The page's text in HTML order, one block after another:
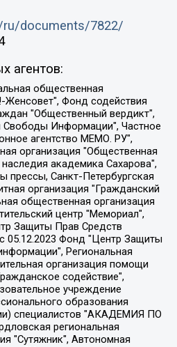
documents/7822/
агентов:
Вячеславович, Клепиковская Екатерина Дмитриевна, Общество с ограниченной ответственностью "МЕМО", Перл Роман Александрович, Симонов Евгений Алексеевич, Соловьева Елена Анатольевна, Сотников Даниил Владимирович, Сурначева Елизавета Дмитриевна, Автономная некоммерческая организация по защите прав человека и информированию населения "Якутия – Наше Мнение", Общество с ограниченной ответственностью "Москоу диджитал медиа", с 26.01.2023 Общество с ограниченной ответственностью "Чайка Белые сады", Ветошкина Валерия Валерьевна, Заговора Максим Александрович, Межрегиональное общественное движение "Российская ЛГБТ - сеть", Оленичев Максим Владимирович, Павлов Иван Юрьевич, Скворцова Елена Сергеевна, Общество с ограниченной ответственностью "Как бы инагент", Кочетков Игорь Викторович, Общество с ограниченной ответственностью "Честные выборы", Еланчик Олег Александрович, Общество с ограниченной ответственностью "Нобелевский призыв", Гималова Регина Эмилевна, Григорьев Андрей Валерьевич, Григорьева Алина Александровна, Ассоциация по содействию защите прав призывников, альтернативнослужащих и военнослужащих "Правозащитная группа "Гражданин.Армия.Право", Хисамова Регина Фаритовна, Автономная некоммерческая организация по реализации социально-правовых программ "Лилит", Дальневосточное общественное движение "Маяк", Санкт-Петербургская ЛГБТ-инициативная группа "Выход", Инициативная группа ЛГБТ+ "Реверс", Алексеев Андрей Викторович, Бекбулатова Таисия Львовна, Беляев Иван Михайлович, Владыкина Елена Сергеевна, Гельман Марат Александрович, Никульшина Вероника Юрьевна, Толоконникова Надежда Андреевна, Шендерович Виктор Анатольевич, Общество с ограниченной ответственностью "Данное сообщение", Общество с ограниченной ответственностью Издательский дом "Новая глава", Айнбиндер Александра Александровна, Московский комьюнити-центр для ЛГБТ+инициатив, Благотворительный фонд развития филантропии, Deutsche Welle (Германия, Kurt-Schumacher-Strasse 3, 53113 Bonn), Борзунова Мария Михайловна, Воробьев Виктор Викторович, Голубева Анна Львовна, Константинова Алла Михайловна, Малкова Ирина Владимировна, Мурадов Мурад Абдулгалимович, Осетинская Елизавета Николаевна, Понасенков Евгений Николаевич, Ганапольский Матвей Юрьевич, Киселев Евгений Алексеевич, Борухович Ирина Григорьевна, Дремин Иван Тимофеевич, Дубровский Дмитрий Викторович, Красноярская региональная общественная организация поддержки и развития альтернативных образовательных технологий и межкультурных коммуникаций "ИНТЕРРА", Маяковская Екатерина Алексеевна, Фейгин Марк Захарович, Филимонов Андрей Викторович, Дзугкоева Регина Николаевна, Доброхотов Роман Александрович, Дудь Юрий Александрович, Елкин Сергей Владимирович, Кругликов Кирилл Игоревич, Сабунаева Мария Леонидовна, Семенов Алексей Владимирович, Шаинян Карен Багратович, Шульман Екатерина Михайловна, Асафьев Артур Валерьевич, Вахштайн Виктор Семенович, Венедиктов Алексей Алексеевич, Лушникова Екатерина Евгеньевна, Волков Леонид Михайлович, Невзоров Александр Глебович, Пархоменко Сергей Борисович, Сироткин Ярослав Николаевич, Кара-Мурза Владимир Владимирович, Баранова Наталья Владимировна, Гозман Леонид Яковлевич, Кагарлицкий Борис Юльевич, Климарев Михаил Валерьевич, Милов Владимир Станиславович, Автономная некоммерческая организация Краснодарский центр современного искусства "Типография", Моргенштерн Алишер Тагирович, Соболь Любовь Эдуардовна, Общество с ограниченной ответственностью "ЛИЗА НОРМ", Каспаров Гарри Кимович, Ходорковский Михаил Борисович, Общество с ограниченной ответственностью "Апрельские тезисы", Данилович Ирина Брониславовна, Кашин Олег Владимирович, Петров Николай Владимирович, Пивоваров Алексей Владимирович, Соколов Михаил Владимирович, Цветкова Юлия Владимировна, Чичваркин Евгений Александрович, Комитет против пыток/Команда против пыток, Общество с ограниченной ответственностью "Первый научный", Общество с ограниченной ответственностью "Вертолет и ко", Белоцерковская Вероника Борисовна, Кац Максим Евгеньевич, Лазарева Татьяна Юрьевна, Шаведдинов Руслан Табризович, Яшин Илья Валерьевич, Общество с ограниченной ответственностью "Иноагент ААВ", Алешковский Дмитрий Петрович, Альбац Евгения Марковна, Быков Дмитрий Львович, Галямина Юлия Евгеньевна, Лойко Сергей Леонидович, Мартынов Кирилл Константинович, Медведев Сергей Александрович, Крашенинников Федор Геннадиевич, Гордеева Катерина Вл